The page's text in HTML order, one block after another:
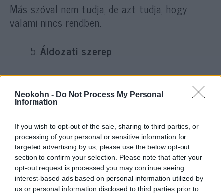
Neokohn - Do Not Process My Personal
Information
If you wish to opt-out of the sale, sharing to third parties, or
processing of your personal or sensitive information for
targeted advertising by us, please use the below opt-out
section to confirm your selection. Please note that after your
opt-out request is processed you may continue seeing
interest-based ads based on personal information utilized by
us or personal information disclosed to third parties prior to
Más szóval nem tudja, de azt tudja, hogy
valami nincs rendben.
Áldozati szerep
Az összeesküvés-elméleteket kitalálók
magukat minden esetben áldozatként
azonosítják. A „Plandemic” videóban az egész
világ valamiféle üldöztetés áldozata, melyet
a média és az összeesküvés-elméletet
gyártók maguk fednek fel.
Bizonyítékokra való immunitás